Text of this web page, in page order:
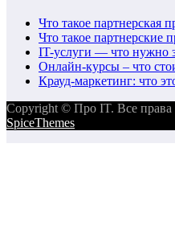
Что такое партнерская
Что такое партнерские
IT-услуги — что нужно
Онлайн-курсы – что
Крауд-маркетинг: что
Copyright © Про IT. Все права
SpiceThemes